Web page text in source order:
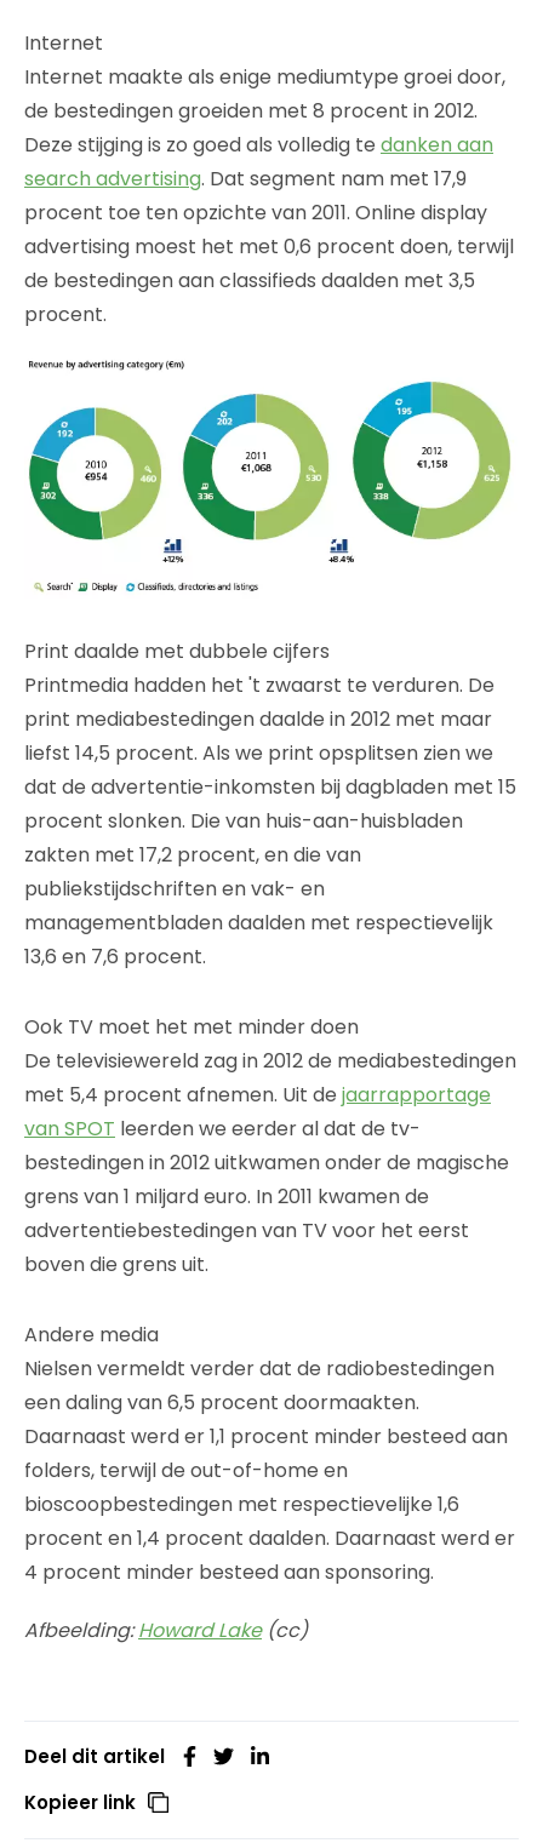
Internet
Internet maakte als enige mediumtype groei door,
de bestedingen groeiden met 8 procent in 2012.
Deze stijging is zo goed als volledig te danken aan
search advertising. Dat segment nam met 17,9
procent toe ten opzichte van 2011. Online display
advertising moest het met 0,6 procent doen, terwijl
de bestedingen aan classifieds daalden met 3,5
procent.
Print daalde met dubbele cijfers
Printmedia hadden het 't zwaarst te verduren. De
print mediabestedingen daalde in 2012 met maar
liefst 14,5 procent. Als we print opsplitsen zien we
dat de advertentie-inkomsten bij dagbladen met 15
procent slonken. Die van huis-aan-huisbladen
zakten met 17,2 procent, en die van
publiekstijdschriften en vak- en
managementbladen daalden met respectievelijk
13,6 en 7,6 procent.
Ook TV moet het met minder doen
De televisiewereld zag in 2012 de mediabestedingen
met 5,4 procent afnemen. Uit de jaarrapportage
van SPOT leerden we eerder al dat de tv-
bestedingen in 2012 uitkwamen onder de magische
grens van 1 miljard euro. In 2011 kwamen de
advertentiebestedingen van TV voor het eerst
boven die grens uit.
Andere media
Nielsen vermeldt verder dat de radiobestedingen
een daling van 6,5 procent doormaakten.
Daarnaast werd er 1,1 procent minder besteed aan
folders, terwijl de out-of-home en
bioscoopbestedingen met respectievelijke 1,6
procent en 1,4 procent daalden. Daarnaast werd er
4 procent minder besteed aan sponsoring.
Afbeelding:Howard Lake(cc)
Deel dit artikel
Kopieer link